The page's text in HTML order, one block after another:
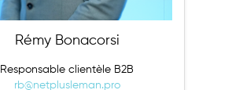
Rémy Bonacorsi
Responsable clientèle B2B
rb@netplusleman.pro